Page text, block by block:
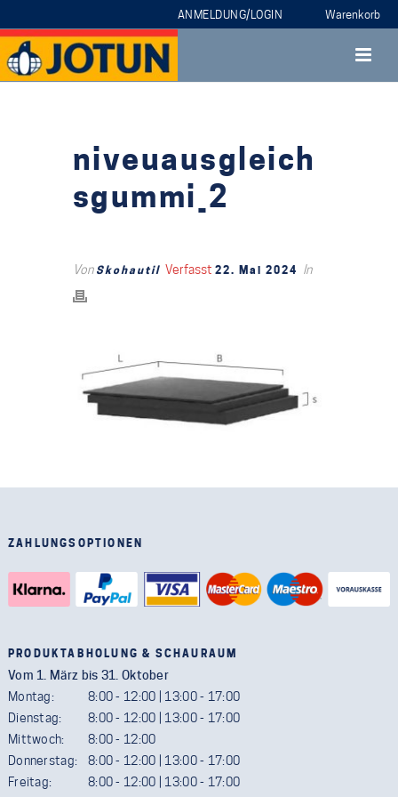
ANMELDUNG/LOGIN
niveuausgleich
sgummi_2
Von Skohautil Verfasst 22. Mai 2024 In
ZAHLUNGSOPTIONEN
PRODUKTABHOLUNG & SCHAURAUM
Vom 1. März bis 31. Oktober
Montag:
8:00 - 12:00 | 13:00 - 17:00
Dienstag:
8:00 - 12:00 | 13:00 - 17:00
Mittwoch:
8:00 - 12:00
Donnerstag:
8:00 - 12:00 | 13:00 - 17:00
Freitag:
8:00 - 12:00 | 13:00 - 17:00